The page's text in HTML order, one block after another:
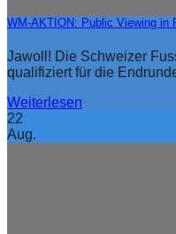
WM-AKTION: Public Viewing in
Jawoll! Die Schweizer
qualifiziert für die
Weiterlesen
22
Aug.